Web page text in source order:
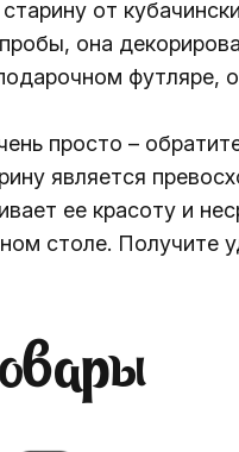
от
она
футляре,
просто –
является
ее красоту и
столе. Получите